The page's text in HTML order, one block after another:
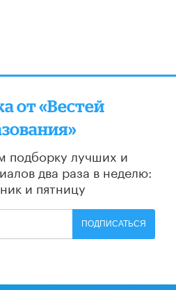
от «Вестей
подборку лучших и
два раза в неделю:
и пятницу
ПОДПИСАТЬСЯ